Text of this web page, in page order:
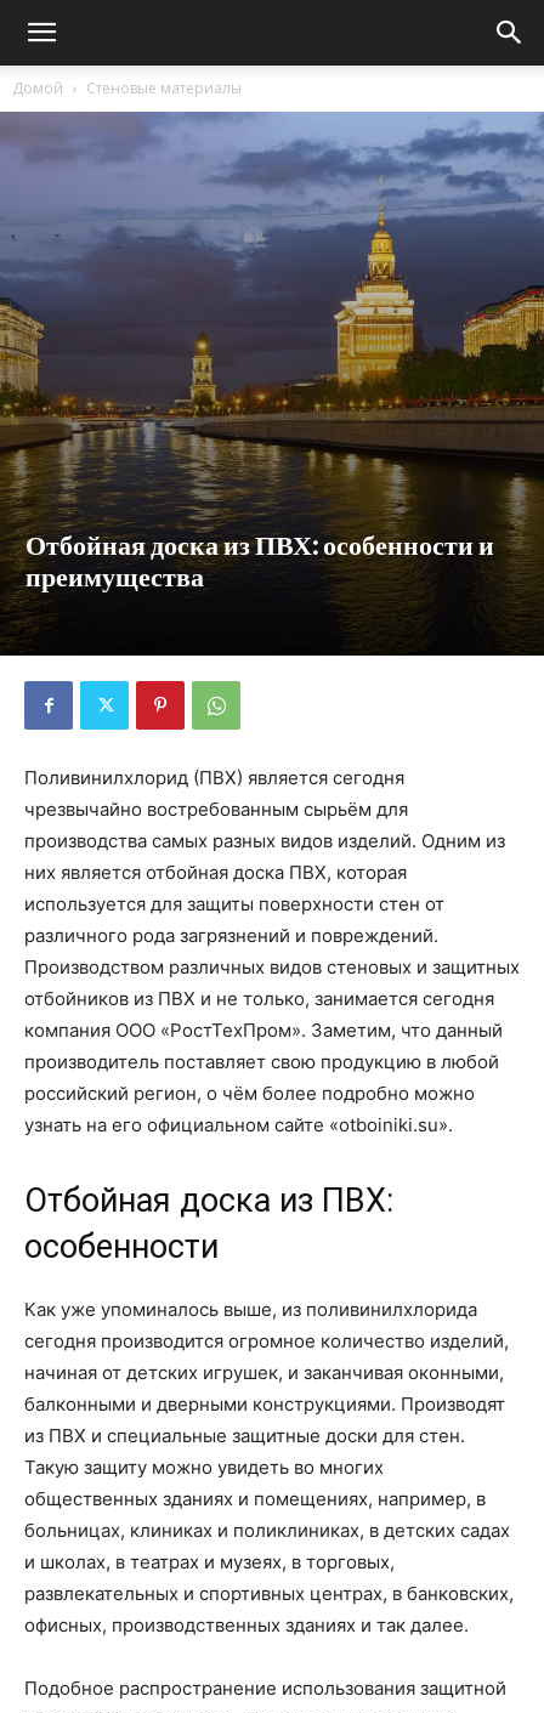
Домой Стеновые материалы
Отбойная доска из ПВХ: особенности и
преимущества
Поливинилхлорид (ПВХ) является сегодня
чрезвычайно востребованным сырьём для
производства самых разных видов изделий. Одним из
них является отбойная доска ПВХ, которая
используется для защиты поверхности стен от
различного рода загрязнений и повреждений.
Производством различных видов стеновых и защитных
отбойников из ПВХ и не только, занимается сегодня
компания ООО «РостТехПром». Заметим, что данный
производитель поставляет свою продукцию в любой
российский регион, о чём более подробно можно
узнать на его официальном сайте «otboiniki.su».
Отбойная доска из ПВХ:
особенности
Как уже упоминалось выше, из поливинилхлорида
сегодня производится огромное количество изделий,
начиная от детских игрушек, и заканчивая оконными,
балконными и дверными конструкциями. Производят
из ПВХ и специальные защитные доски для стен.
Такую защиту можно увидеть во многих
общественных зданиях и помещениях, например, в
больницах, клиниках и поликлиниках, в детских садах
и школах, в театрах и музеях, в торговых,
развлекательных и спортивных центрах, в банковских,
офисных, производственных зданиях и так далее.
Подобное распространение использования защитной